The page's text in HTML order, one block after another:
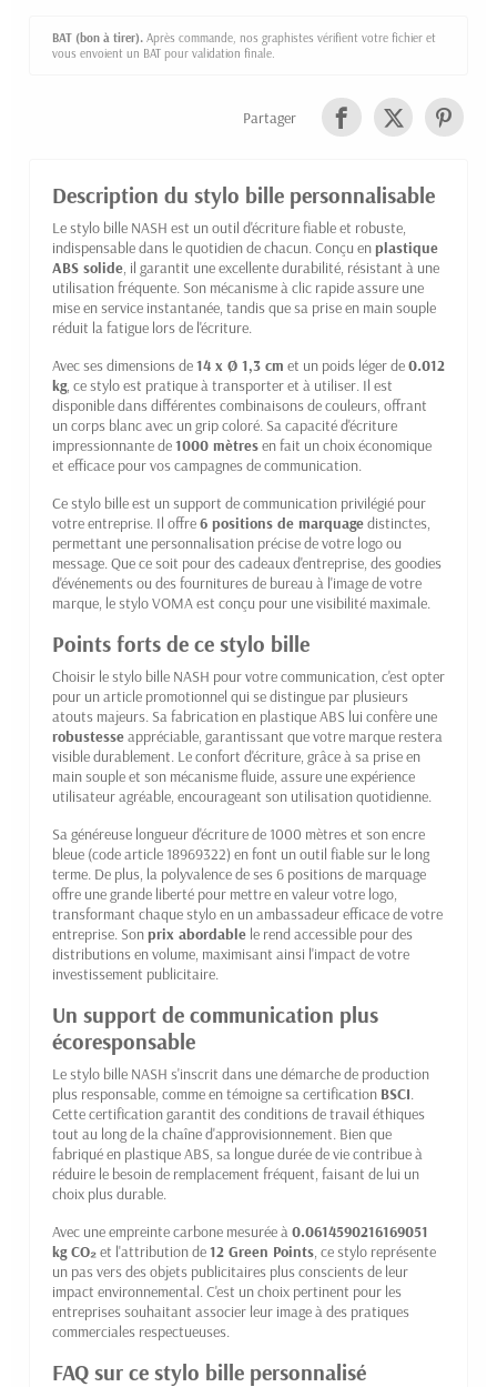
BAT (bon à tirer). Après commande, nos graphistes vérifient votre fichier et
vous envoient un BAT pour validation finale.
Partager
Description du stylo bille personnalisable
Le stylo bille NASH est un outil d'écriture fiable et robuste,
indispensable dans le quotidien de chacun. Conçu enplastique
ABS solide, il garantit une excellente durabilité, résistant à une
utilisation fréquente. Son mécanisme à clic rapide assure une
mise en service instantanée, tandis que sa prise en main souple
réduit la fatigue lors de l'écriture.
Avec ses dimensions de14 x Ø 1,3 cm et un poids léger de0.012
kg, ce stylo est pratique à transporter et à utiliser. Il est
disponible dans différentes combinaisons de couleurs, offrant
un corps blanc avec un grip coloré. Sa capacité d'écriture
impressionnante de1000 mètresen fait un choix économique
et efficace pour vos campagnes de communication.
Ce stylo bille est un support de communication privilégié pour
votre entreprise. Il offre6 positions de marquagedistinctes,
permettant une personnalisation précise de votre logo ou
message. Que ce soit pour des cadeaux d'entreprise, des goodies
d'événements ou des fournitures de bureau à l'image de votre
marque, le stylo VOMA est conçu pour une visibilité maximale.
Points forts de ce stylo bille
Choisir le stylo bille NASH pour votre communication, c'est opter
pour un article promotionnel qui se distingue par plusieurs
atouts majeurs. Sa fabrication en plastique ABS lui confère une
robustesseappréciable, garantissant que votre marque restera
visible durablement. Le confort d'écriture, grâce à sa prise en
main souple et son mécanisme fluide, assure une expérience
utilisateur agréable, encourageant son utilisation quotidienne.
Sa généreuse longueur d'écriture de 1000 mètres et son encre
bleue (code article 18969322) en font un outil fiable sur le long
terme. De plus, la polyvalence de ses 6 positions de marquage
offre une grande liberté pour mettre en valeur votre logo,
transformant chaque stylo en un ambassadeur efficace de votre
entreprise. Sonprix abordable le rend accessible pour des
distributions en volume, maximisant ainsi l'impact de votre
investissement publicitaire.
Un support de communication plus
écoresponsable
Le stylo bille NASH s'inscrit dans une démarche de production
plus responsable, comme en témoigne sa certification BSCI.
Cette certification garantit des conditions de travail éthiques
tout au long de la chaîne d'approvisionnement. Bien que
fabriqué en plastique ABS, sa longue durée de vie contribue à
réduire le besoin de remplacement fréquent, faisant de lui un
choix plus durable.
Avec une empreinte carbone mesurée à0.0614590216169051
kg CO₂et l'attribution de12 Green Points, ce stylo représente
un pas vers des objets publicitaires plus conscients de leur
impact environnemental. C'est un choix pertinent pour les
entreprises souhaitant associer leur image à des pratiques
commerciales respectueuses.
FAQ sur ce stylo bille personnalisé